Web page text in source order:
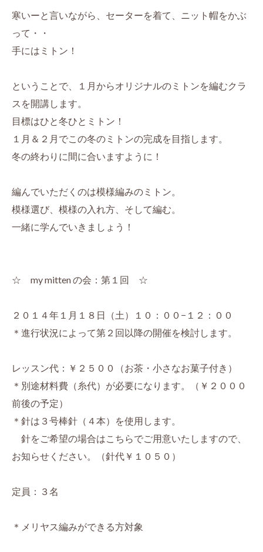
寒いーと言いながら、セーターを着て、ニット帽をかぶ
って・・
手にはミトン！
ということで、１月からオリジナルのミトンを編むクラ
スを開講します。
目標はひと冬ひとミトン！
１月＆２月でこの冬のミトンの完成を目指します。
冬の終わりに間に合いますように！
編んでいただくのは模様編みのミトン。
模様選び、模様の入れ方、そして編む。
一緒に学んでいきましょう！
☆ my mitten の会：第１回 ☆
２０１４年１月１８日（土）１０：００−１２：００
＊進行状況によって第２回以降の開催を検討します。
レッスン代：￥２５００（お茶・小さなお菓子付き）
＊別途材料費（糸代）が必要になります。（￥２０００
前後の予定）
＊針は３号棒針（４本）を使用します。
針をご希望の場合はこちらでご用意いたしますので、
お知らせください。（針代￥１０５０）
定員：３名
＊メリヤス編みができる方対象